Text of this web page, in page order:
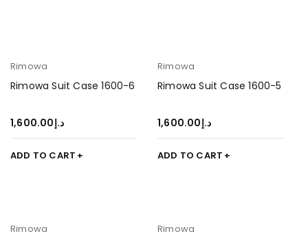
Rimowa
Rimowa Suit Case 1600-6
د.إ1,600.00
ADD TO CART
Rimowa
Rimowa Suit Case 1600-5
د.إ1,600.00
ADD TO CART
Rimowa Rimowa